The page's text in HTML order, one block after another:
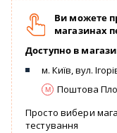
Ви можете
магазинах
Доступно в
м. Київ, вул.
Поштова
Просто вибери
тестування